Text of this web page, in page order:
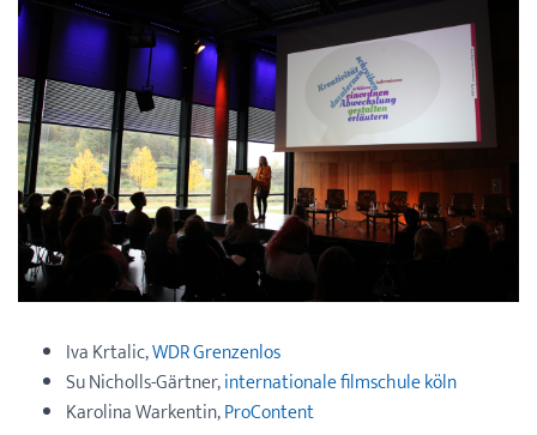
Iva Krtalic,WDR Grenzenlos
Su Nicholls-Gärtner,internationale filmschule köln
Karolina Warkentin,ProContent